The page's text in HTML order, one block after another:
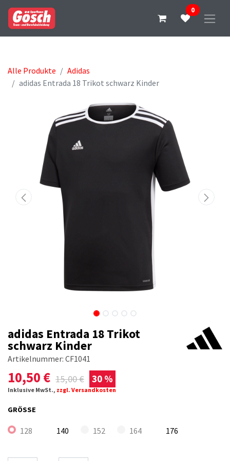
0
Alle Produkte
Adidas
adidas Entrada 18 Trikot schwarz Kinder
adidas Entrada 18 Trikot
schwarz Kinder
Artikelnummer: CF1041
10,50 € 15,00€ 30 %
Inklusive MwSt., zzgl. Versandkosten
GRÖSSE
128 140 152 164 176